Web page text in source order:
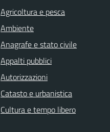
Agricoltura e pesca
Ambiente
Anagrafe e stato civile
Appalti pubblici
Autorizzazioni
Catasto e urbanistica
Cultura e tempo libero